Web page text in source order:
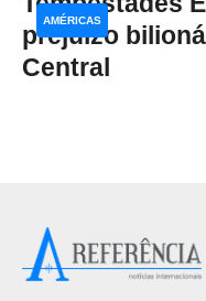
prejuízo
Central
AMÉRICAS